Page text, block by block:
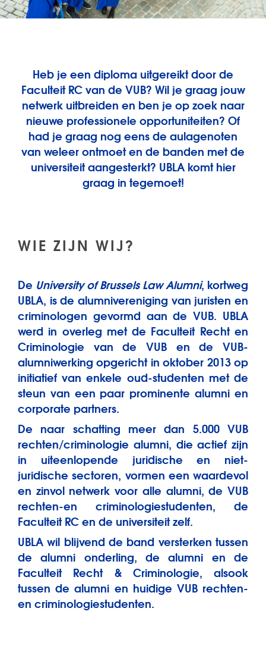
Heb je een diploma uitgereikt door de
Faculteit RC van de VUB? Wil je graag jouw
netwerk uitbreiden en ben je op zoek naar
nieuwe professionele opportuniteiten? Of
had je graag nog eens de aulagenoten
van weleer ontmoet en de banden met de
universiteit aangesterkt? UBLA komt hier
graag in tegemoet!
WIE ZIJN WIJ?
De University of Brussels Law Alumni, kortweg
UBLA, is de alumnivereniging van juristen en
criminologen gevormd aan de VUB. UBLA
werd in overleg met de Faculteit Recht en
Criminologie van de VUB en de VUB-
alumniwerking opgericht in oktober 2013 op
initiatief van enkele oud-studenten met de
steun van een paar prominente alumni en
corporate partners.
De naar schatting meer dan 5.000 VUB
rechten/criminologie alumni, die actief zijn
in uiteenlopende juridische en niet-
juridische sectoren, vormen een waardevol
en zinvol netwerk voor alle alumni, de VUB
rechten-en criminologiestudenten, de
Faculteit RC en de universiteit zelf.
UBLA wil blijvend de band versterken tussen
de alumni onderling, de alumni en de
Faculteit Recht & Criminologie, alsook
tussen de alumni en huidige VUB rechten-
en criminologiestudenten.